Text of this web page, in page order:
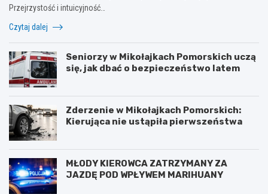
Przejrzystość i intuicyjność…
Czytaj dalej
Seniorzy w Mikołajkach Pomorskich uczą
się, jak dbać o bezpieczeństwo latem
Zderzenie w Mikołajkach Pomorskich:
Kierująca nie ustąpiła pierwszeństwa
MŁODY KIEROWCA ZATRZYMANY ZA
JAZDĘ POD WPŁYWEM MARIHUANY